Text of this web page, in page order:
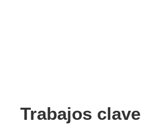
Trabajos clave